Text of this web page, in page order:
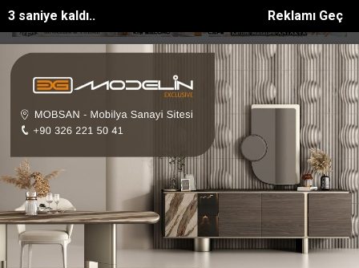
Reklamı Geç
1 saniye kaldı..
MARMARİS’TE HATAYLI GENÇ
Ana Sayfa